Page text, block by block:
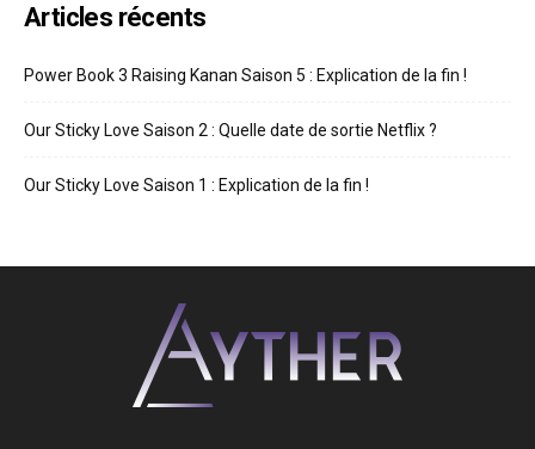
Articles récents
Power Book 3 Raising Kanan Saison 5 : Explication de la fin !
Our Sticky Love Saison 2 : Quelle date de sortie Netflix ?
Our Sticky Love Saison 1 : Explication de la fin !